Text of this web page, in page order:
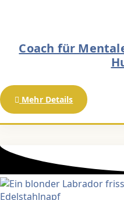
Coach für
Mehr Details